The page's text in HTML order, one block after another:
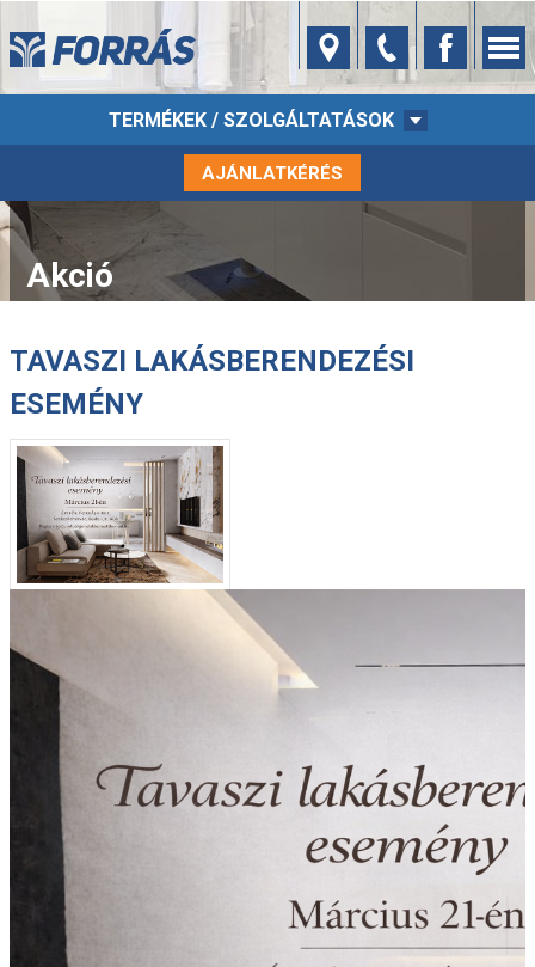
TERMÉKEK / SZOLGÁLTATÁSOK
AJÁNLATKÉRÉS
Akció
TAVASZI LAKÁSBERENDEZÉSI
ESEMÉNY